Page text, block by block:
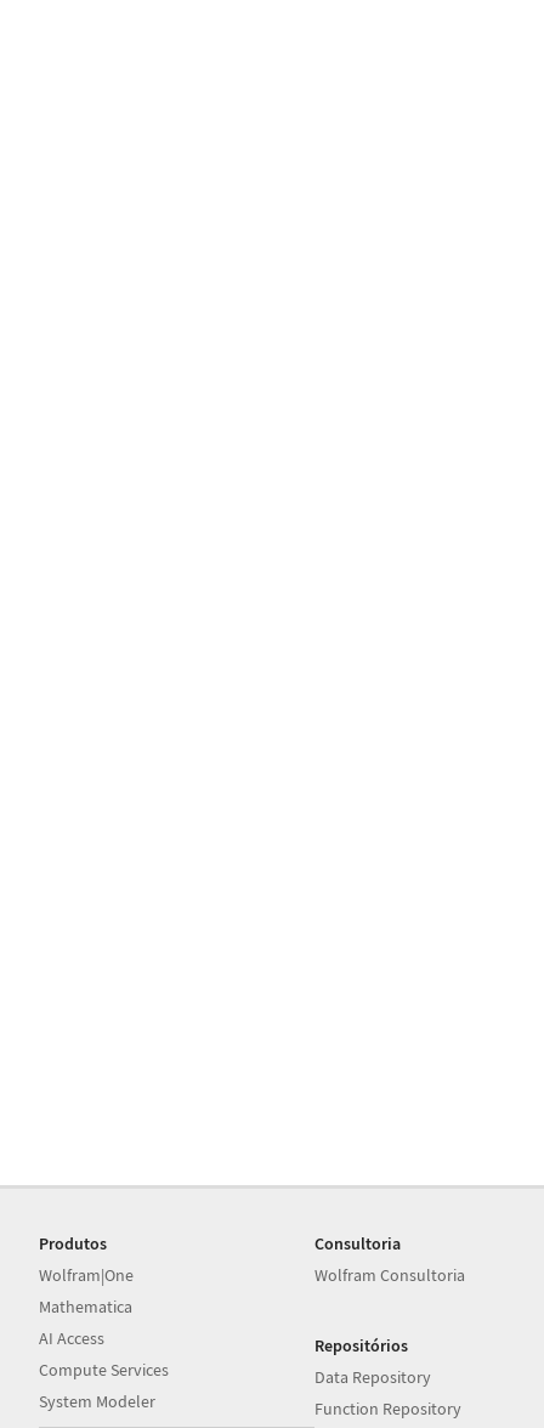
Produtos
Wolfram|One
Mathematica
AI Access
Compute Services
System Modeler
Consultoria
Wolfram Consultoria
Repositórios
Data Repository
Function Repository